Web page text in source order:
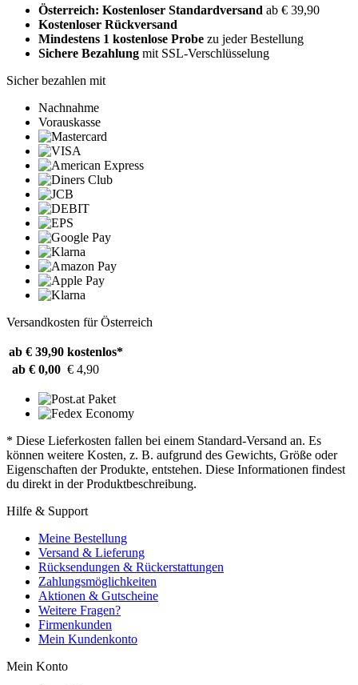
Österreich: Kostenloser Standardversand ab € 39,90
Kostenloser Rückversand
Mindestens 1 kostenlose Probe zu jeder Bestellung
Sichere Bezahlung mit SSL-Verschlüsselung
Sicher bezahlen mit
Nachnahme
Vorauskasse
Versandkosten für Österreich
ab € 39,90 kostenlos*
ab € 0,00 € 4,90
* Diese Lieferkosten fallen bei einem Standard-Versand an. Es
können weitere Kosten, z. B. aufgrund des Gewichts, Größe oder
Eigenschaften der Produkte, entstehen. Diese Informationen findest
du direkt in der Produktbeschreibung.
Hilfe & Support
Meine Bestellung
Versand & Lieferung
Rücksendungen & Rückerstattungen
Zahlungsmöglichkeiten
Aktionen & Gutscheine
Weitere Fragen?
Firmenkunden
Mein Kundenkonto
Mein Konto